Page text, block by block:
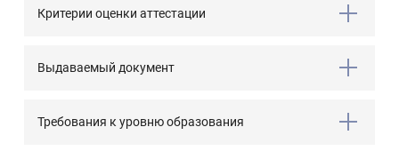
Критерии оценки аттестации
Выдаваемый документ
Требования к уровню образования